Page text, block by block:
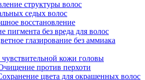
структуры волос
седых волос
восстановление
пигмента без вреда для волос
глазирование без аммиака
кожи головы
против перхоти
цвета для окрашенных волос